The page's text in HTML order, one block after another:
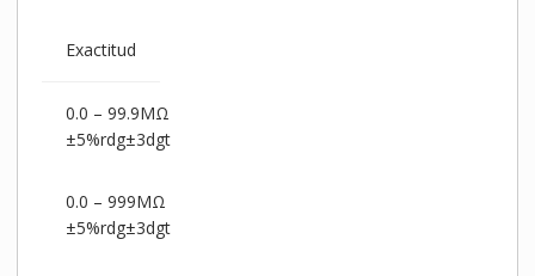
Exactitud
0.0 – 99.9MΩ
±5%rdg±3dgt
0.0 – 999MΩ
±5%rdg±3dgt